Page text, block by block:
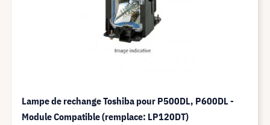
Lampe de rechange Toshiba pour P500DL, P600DL -
Module Compatible (remplace: LP120DT)